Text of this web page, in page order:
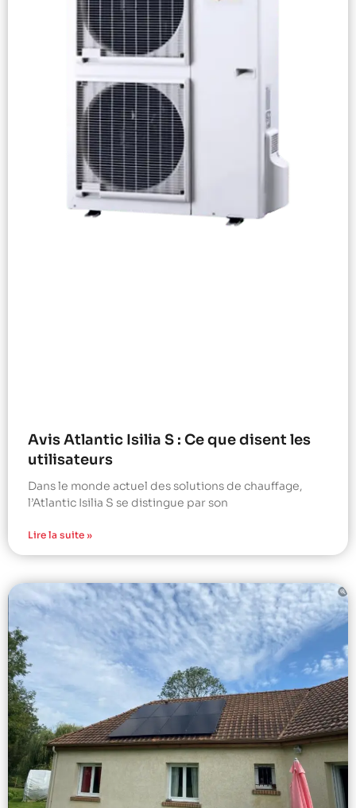
Avis Atlantic Isilia S : Ce que disent les
utilisateurs
Dans le monde actuel des solutions de chauffage,
l’Atlantic Isilia S se distingue par son
Lire la suite »